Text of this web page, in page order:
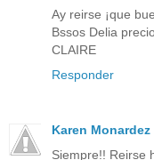
Ay reirse ¡que
Bssos Delia
CLAIRE
Responder
Karen Monardez
Siempre!! Reirse